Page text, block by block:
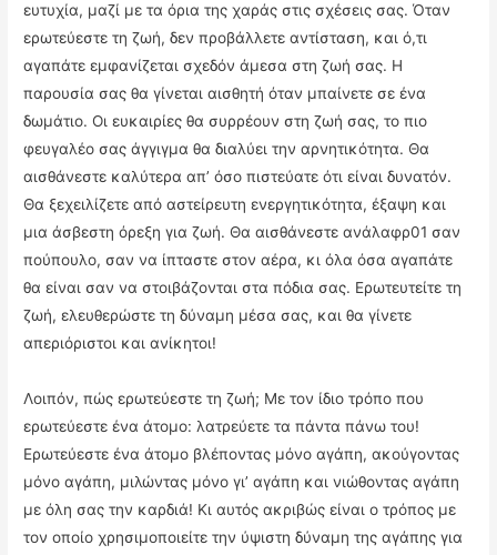
ευτυχία, μαζί με τα όρια της χαράς στις σχέσεις σας. Όταν
ερωτεύεστε τη ζωή, δεν προβάλλετε αντίσταση, και ό,τι
αγαπάτε εμφανίζεται σχεδόν άμεσα στη ζωή σας. Η
παρουσία σας θα γίνεται αισθητή όταν μπαίνετε σε ένα
δωμάτιο. Οι ευκαιρίες θα συρρέουν στη ζωή σας, το πιο
φευγαλέο σας άγγιγμα θα διαλύει την αρνητικότητα. Θα
αισθάνεστε καλύτερα απ’ όσο πιστεύατε ότι είναι δυνατόν.
Θα ξεχειλίζετε από αστείρευτη ενεργητικότητα, έξαψη και
μια άσβεστη όρεξη για ζωή. Θα αισθάνεστε ανάλαφρ01 σαν
πούπουλο, σαν να ίπταστε στον αέρα, κι όλα όσα αγαπάτε
θα είναι σαν να στοιβάζονται στα πόδια σας. Ερωτευτείτε τη
ζωή, ελευθερώστε τη δύναμη μέσα σας, και θα γίνετε
απεριόριστοι και ανίκητοι!
Λοιπόν, πώς ερωτεύεστε τη ζωή; Με τον ίδιο τρόπο που
ερωτεύεστε ένα άτομο: λατρεύετε τα πάντα πάνω του!
Ερωτεύεστε ένα άτομο βλέποντας μόνο αγάπη, ακούγοντας
μόνο αγάπη, μιλώντας μόνο γι’ αγάπη και νιώθοντας αγάπη
με όλη σας την καρδιά! Κι αυτός ακριβώς είναι ο τρόπος με
τον οποίο χρησιμοποιείτε την ύψιστη δύναμη της αγάπης για